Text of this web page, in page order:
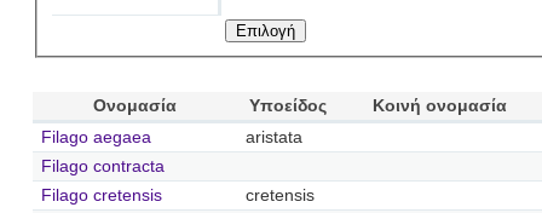
Ονομασία Υποείδος
Κοινή ονομασία
Filago aegaea
aristata
Filago contracta
Filago cretensis
cretensis